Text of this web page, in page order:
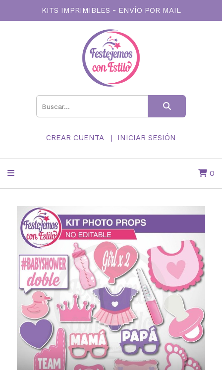
KITS IMPRIMIBLES - ENVÍO POR MAIL
CREAR CUENTA INICIAR SESIÓN
0